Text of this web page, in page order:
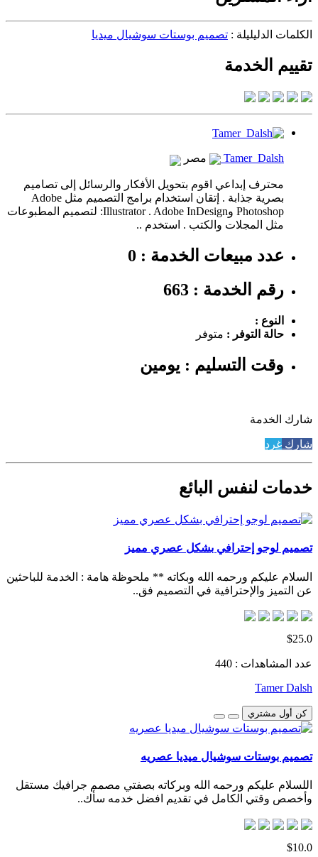
الكلمات الدليليلة : تصميم بوستات سوشيال ميديا
تقييم الخدمة
Tamer Dalsh مصر
محترف إبداعي اقوم بتحويل الأفكار والرسائل إلى تصاميم
بصرية جذابة . إتقان استخدام برامج التصميم مثل Adobe
Photoshop وIllustrator . Adobe InDesign: لتصميم المطبوعات
مثل المجلات والكتب . استخدم ..
عدد مبيعات الخدمة : 0
رقم الخدمة : 663
النوع :
حالة التوفر : متوفر
وقت التسليم : يومين
شارك الخدمة
شارك غرد
خدمات لنفس البائع
تصميم لوجو إحترافي بشكل عصري مميز
السلام عليكم ورحمه الله وبكاته ** ملحوظة هامة : الخدمة للباحثين
عن التميز والإحترافية في التصميم فق..
$25.0
عدد المشاهدات : 440
Tamer Dalsh
كن أول مشتري
تصميم بوستات سوشيال ميديا عصريه
اللسلام عليكم ورحمه الله وبركاته بصفتي مصمم جرافيك مستقل
وأخصص وقتي الكامل في تقديم افضل خدمه سأك..
$10.0